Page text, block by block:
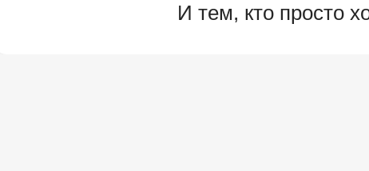
И тем, кто просто